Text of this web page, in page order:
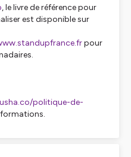
, le livre de référence pour
est disponible sur
pour
politique-de-